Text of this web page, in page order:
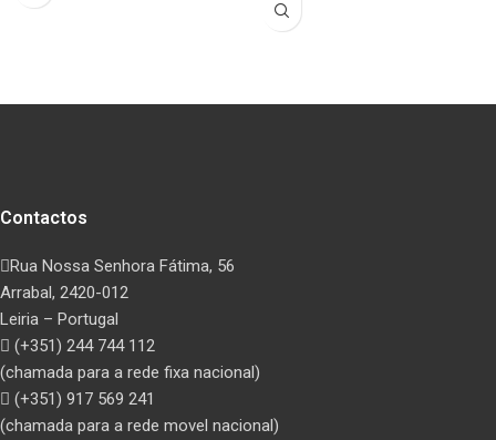
Contactos
Rua Nossa Senhora Fátima, 56
Arrabal, 2420-012
Leiria – Portugal
(+351) 244 744 112
(chamada para a rede fixa nacional)
(+351) 917 569 241
(chamada para a rede movel nacional)